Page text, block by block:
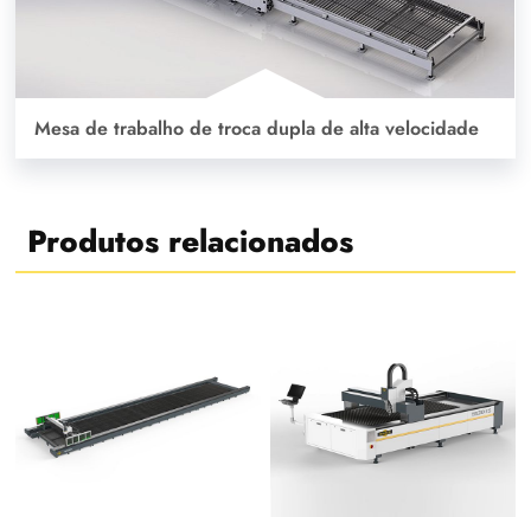
Mesa de trabalho de troca dupla de alta velocidade
Produtos relacionados